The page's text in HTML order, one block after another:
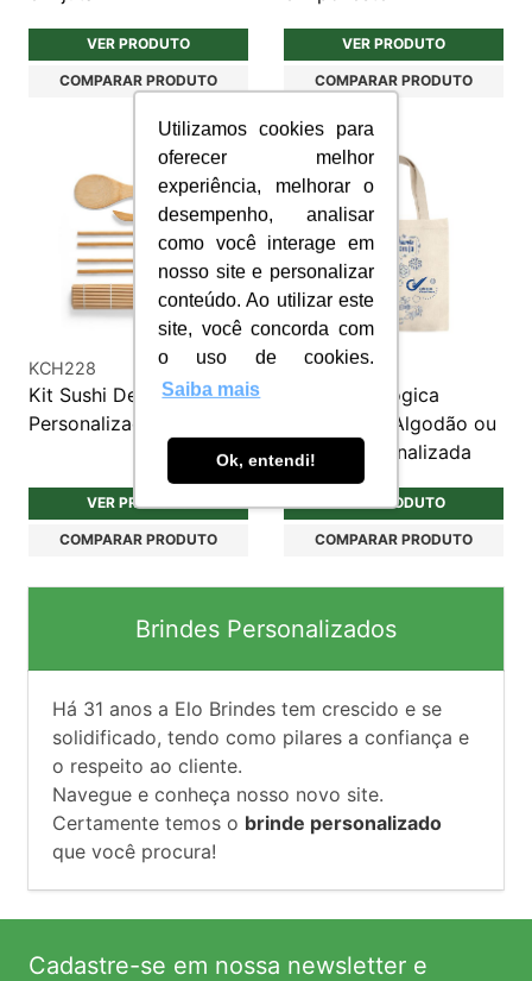
Utilizamos cookies para
oferecer melhor
experiência, melhorar o
desempenho, analisar
como você interage em
nosso site e personalizar
conteúdo. Ao utilizar este
site, você concorda com
o uso de cookies.
Saiba mais
Ok, entendi!
VER PRODUTO
COMPARAR PRODUTO
VER PRODUTO
COMPARAR PRODUTO
KCH228
Kit Sushi Deluxe
Personalizado
VER PRODUTO
COMPARAR PRODUTO
SC024B
Sacola Ecológica
Ecobag em Algodão ou
Lonita Personalizada
VER PRODUTO
COMPARAR PRODUTO
Brindes Personalizados
Há 31 anos a Elo Brindes tem crescido e se
solidificado, tendo como pilares a confiança e
o respeito ao cliente.
Navegue e conheça nosso novo site.
Certamente temos o brinde personalizado
que você procura!
Cadastre-se em nossa newsletter e